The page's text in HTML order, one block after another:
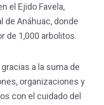
el Ejido Favela,
de Anáhuac, donde
de 1,000 arbolitos.
a la suma de
organizaciones y
con el cuidado del